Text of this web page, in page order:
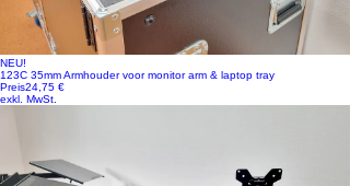
NEU!
123C 35mm Armhouder voor monitor arm & laptop tray
Preis24,75 €
exkl. MwSt.